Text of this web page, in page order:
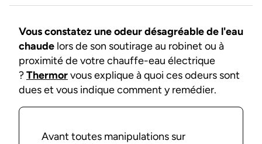
Vous constatez une odeur désagréable de l'eau
chaude lors de son soutirage au robinet ou à
proximité de votre chauffe-eau électrique
?Thermorvous explique à quoi ces odeurs sont
dues et vous indique comment y remédier.
Avant toutes manipulations sur